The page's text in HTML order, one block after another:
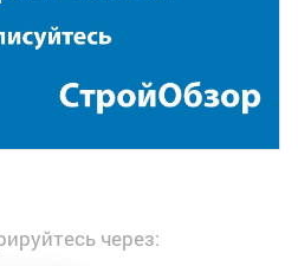
через: